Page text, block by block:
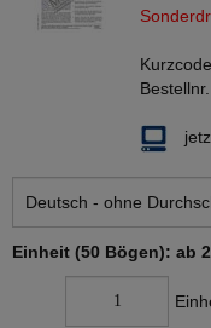
Einheit (50 Bögen): ab